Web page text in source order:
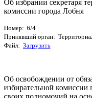
Об избрании секретаря
комиссии города Лобня
Номер: 6/4
Принявший орган:
Файл: Загрузить
Об освобождении от
избирательной комиссии
своих полномочий на